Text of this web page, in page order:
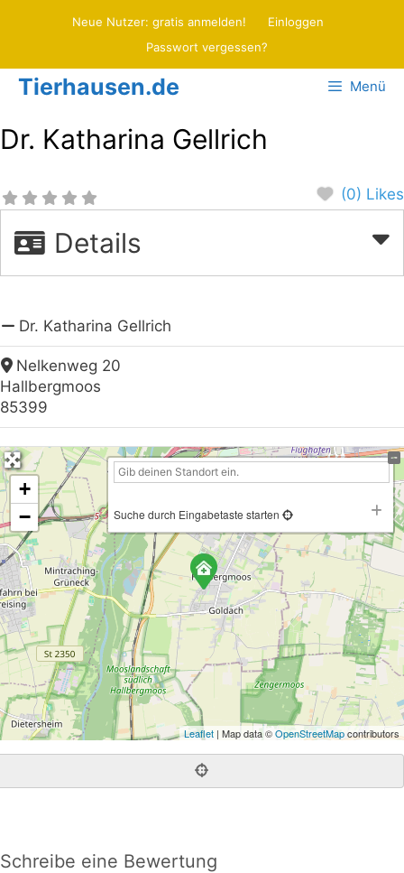
Neue Nutzer: gratis anmelden!
Einloggen
Passwort vergessen?
Tierhausen.de Menü
Dr. Katharina Gellrich
(0) Likes
Details
Dr. Katharina Gellrich
Nelkenweg 20
Hallbergmoos
85399
+
−
Suche durch Eingabetaste starten
Leaflet | Map data ©OpenStreetMapcontributors
Schreibe eine Bewertung